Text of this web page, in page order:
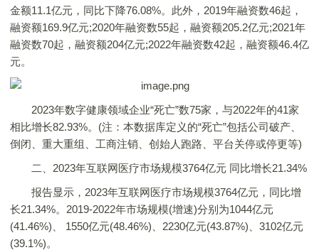
金额11.1亿元，同比下降76.08%。此外，2019年融资数46起，
融资额169.9亿元;2020年融资数55起，融资额205.2亿元;2021年
融资数70起，融资额204亿元;2022年融资数42起，融资额46.4亿
元。
2023年数字健康领域企业“死亡”数75家，与2022年的41家
相比增长82.93%。(注：本数据库定义的“死亡”包括公司破产、
倒闭、重大重组、工商注销、创始人跑路、平台关停或停更等)
二、2023年互联网医疗市场规模3764亿元 同比增长21.34%
报告显示，2023年互联网医疗市场规模3764亿元，同比增
长21.34%。2019-2022年市场规模(增速)分别为1044亿元
(41.46%)、 1550亿元(48.46%)、2230亿元(43.87%)、3102亿元
(39.1%)。